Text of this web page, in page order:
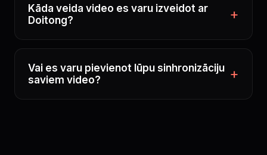
Kāda veida video es varu izveidot ar
Doitong?
Vai es varu pievienot lūpu sinhronizāciju
saviem video?